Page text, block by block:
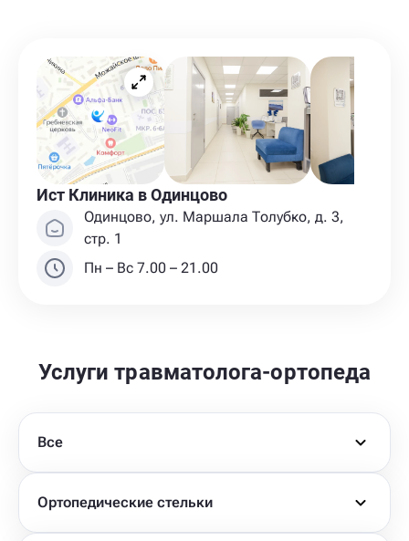
Ист Клиника в Одинцово
Одинцово, ул. Маршала Толубко, д. 3,
стр. 1
Пн – Вс 7.00 – 21.00
Услуги травматолога-ортопеда
Все
Ортопедические стельки